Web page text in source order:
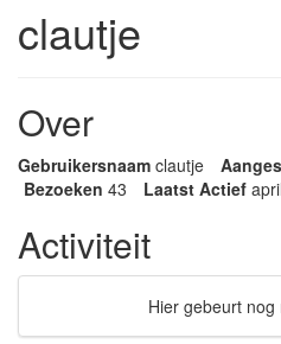
clautje
Over
Gebruikersnaam clautje
Bezoeken 43 Laatst Actief
Activiteit
Hier gebeurt nog